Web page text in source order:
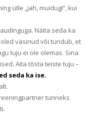
ütle „jah, muidugi“, kui
Näita seda ka
väsinud või tundub, et
tuju ei ole olemas. Sina
Aita tõsta teiste tuju –
seda ka ise.
tunneks